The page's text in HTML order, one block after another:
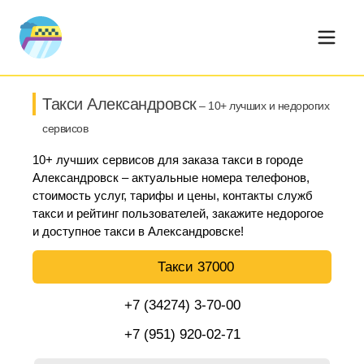
Такси Александровск– 10+ лучших и недорогих
сервисов
10+ лучших сервисов для заказа такси в городе
Александровск – актуальные номера телефонов,
стоимость услуг, тарифы и цены, контакты служб
такси и рейтинг пользователей, закажите недорогое
и доступное такси в Александровске!
Такси 37000
+7 (34274) 3-70-00
+7 (951) 920-02-71